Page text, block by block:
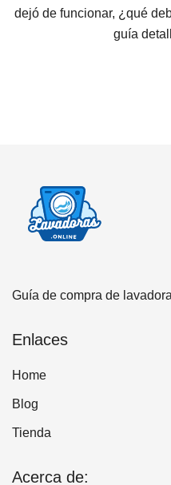
dejó de funcionar, ¿qué
guía
Guía de compra de
Enlaces
Home
Blog
Tienda
Acerca de: